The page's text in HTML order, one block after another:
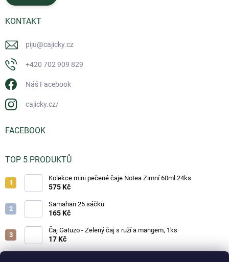
KONTAKT
piju@cajicky.cz
+420 702 909 829
Náš Facebook
cajicky.cz/
FACEBOOK
TOP 5 PRODUKTŮ
Kolekce mini pečené čaje Notea Zimní 60ml 24ks
575 Kč
Samahan 25 sáčků
165 Kč
Čaj Gatuzo - Zelený čaj s ruží a mangem, 1ks
17 Kč